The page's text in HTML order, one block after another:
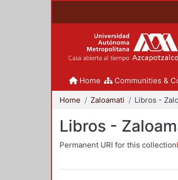
Home Communities &
Home Zaloamati Libros -
Libros -
Permanent URI for this collection